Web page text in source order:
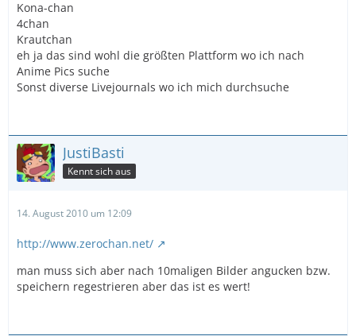
Kona-chan
4chan
Krautchan
eh ja das sind wohl die größten Plattform wo ich nach
Anime Pics suche
Sonst diverse Livejournals wo ich mich durchsuche
JustiBasti
Kennt sich aus
14. August 2010 um 12:09
http://www.zerochan.net/
man muss sich aber nach 10maligen Bilder angucken bzw.
speichern regestrieren aber das ist es wert!